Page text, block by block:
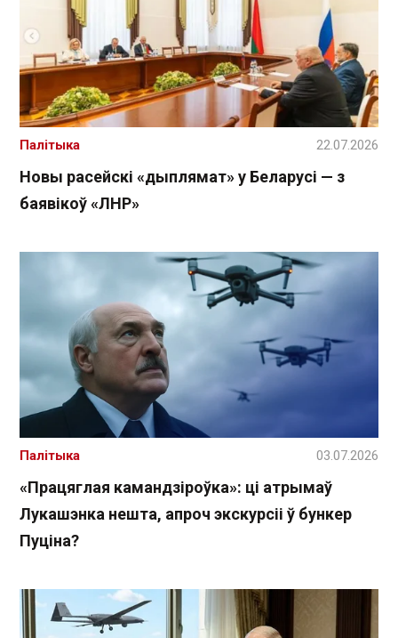
Новы расейскі «дыплямат» у Беларусі — з
баявікоў «ЛНР»
Палітыка 22.07.2026
«Працяглая камандзіроўка»: ці атрымаў
Лукашэнка нешта, апроч экскурсіі ў бункер
Пуціна?
Палітыка 03.07.2026